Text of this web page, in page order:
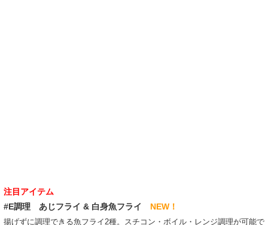
注目アイテム
#E調理 あじフライ & 白身魚フライ NEW！
揚げずに調理できる魚フライ2種。スチコン・ボイル・レンジ調理が可能で